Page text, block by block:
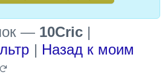
— 10Cric |
| Назад к моим